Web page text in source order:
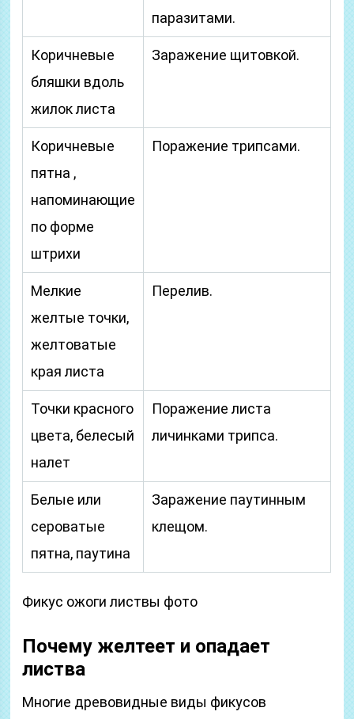
паразитами.
Коричневые
бляшки вдоль
жилок листа
Заражение щитовкой.
Коричневые
пятна ,
напоминающие
по форме
штрихи
Поражение трипсами.
Мелкие
желтые точки,
желтоватые
края листа
Перелив.
Точки красного
цвета, белесый
налет
Поражение листа
личинками трипса.
Белые или
сероватые
пятна, паутина
Заражение паутинным
клещом.
Фикус ожоги листвы фото
Почему желтеет и опадает
листва
Многие древовидные виды фикусов